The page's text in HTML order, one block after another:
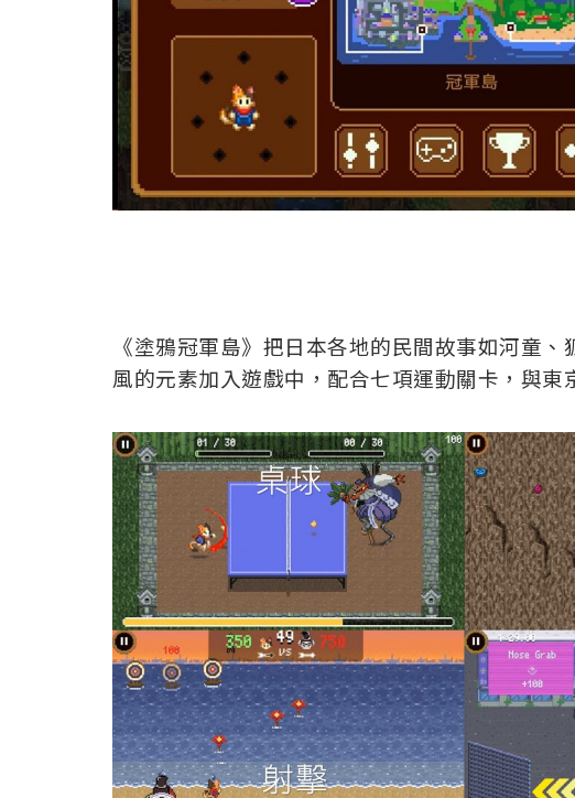
《塗鴉冠軍島》把日本各地的民間故事如河童
風的元素加入遊戲中，配合七項運動關卡，與東